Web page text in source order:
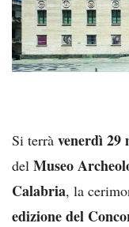
Si terrà venerdì 29
del Museo
Calabria, la
edizione del